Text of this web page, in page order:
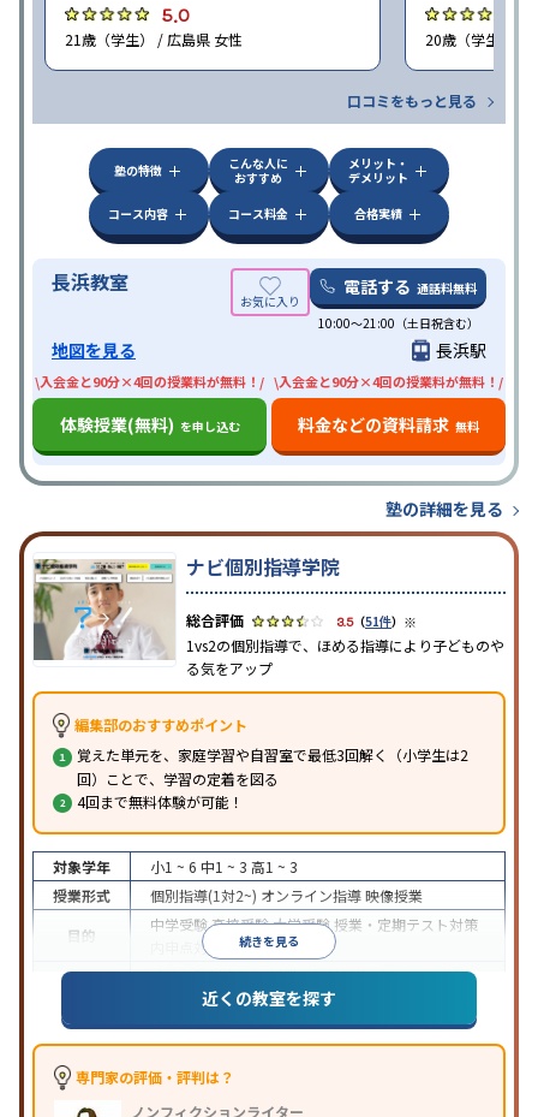
5.0
21歳（学生） / 広島県 女性 20歳（学生） /
口コミをもっと見る
塾の特徴
こんな人に
おすすめ
メリット・
デメリット
コース内容
コース料金 合格実績
長浜教室 電話する 通話料無料
10:00〜21:00（土日祝含む）
地図を見る 長浜駅
\入会金と90分×4回の授業料が無料！/
体験授業(無料) を申し込む
\入会金と90分×4回の授業料が無料！/
料金などの資料請求 無料
塾の詳細を見る
ナビ個別指導学院
3.5（51件） ※
1vs2の個別指導で、ほめる指導により子どものや
る気をアップ
編集部のおすすめポイント
覚えた単元を、家庭学習や自習室で最低3回解く（小学生は2
回）ことで、学習の定着を図る
4回まで無料体験が可能！
続きを見る
対象学年 小1 ~ 6 中1 ~ 3 高1 ~ 3
授業形式
個別指導(1対2~) オンライン指導映像授業
目的
中学受験高校受験大学受験 授業・定期テスト対策
内申点対策
学習習慣の定着
成績保証制度あり授業の振替可能オンライン対応
1科目から受講可能季節講習のみの受講可
※2023年3月調査。小学校高学年の個別指導塾アンケート調査方法を参
近くの教室を探す
専門家の評価・評判は？
ノンフィクションライター